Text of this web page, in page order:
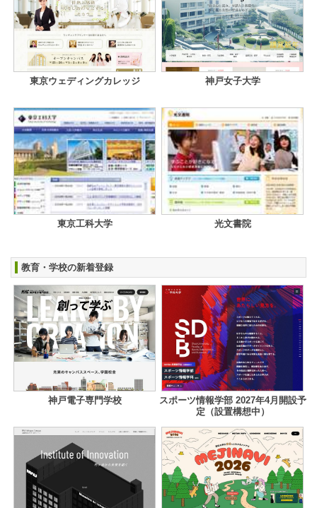
東京ウェディングカレッジ 神戸女子大学
東京工科大学 光文書院
教育・学校の新着登録
神戸電子専門学校
スポーツ情報学部 2027年4月開設予
定（設置構想中）